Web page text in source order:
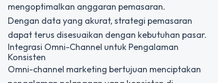
mengoptimalkan anggaran pemasaran.
Dengan data yang akurat, strategi pemasaran
dapat terus disesuaikan dengan kebutuhan pasar.
Integrasi Omni-Channel untuk Pengalaman
Konsisten
Omni-channel marketing bertujuan menciptakan